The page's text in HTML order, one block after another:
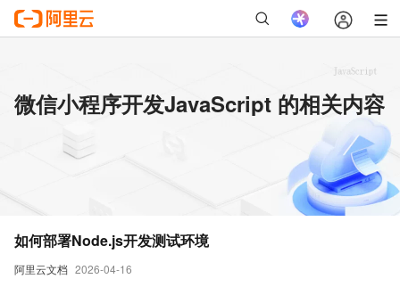
微信小程序开发JavaScript 的相关内容
阿里云文档 2026-04-16
如何部署Node.js开发测试环境